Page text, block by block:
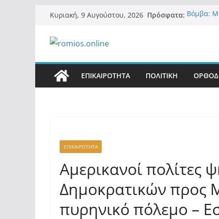
Μετάβαση
περιεχόμενο
Κυριακή, 9 Αυγούστου, 2026 Πρόσφατα: Βόμβα:
Οι
ΕΠΙΚΑΙΡΟΤΗΤΑ ΠΟΛΙΤΙΚΗ
ΕΠΙΚΑΙΡΟΤΗΤΑ
Αμερικανοί πολίτες
Δημοκρατικών
πυρηνικό πόλεμο –